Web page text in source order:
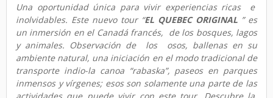
Una oportunidad única para vivir experiencias ricas e
inolvidables. Este nuevo tour “EL QUEBEC ORIGINAL ” es
un inmersión en el Canadá francés, de los bosques, lagos
y animales. Observación de los osos, ballenas en su
ambiente natural, una iniciación en el modo tradicional de
transporte indio-la canoa “rabaska”, paseos en parques
inmensos y vírgenes; esos son solamente una parte de las
actividades que puede vivir con este tour. Descubre la